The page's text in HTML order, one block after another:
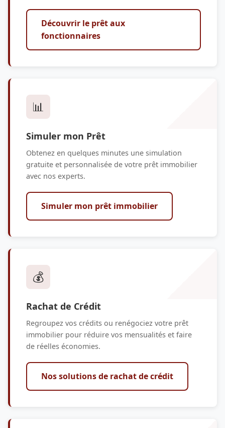
Découvrir le prêt aux
fonctionnaires
📊
Simuler mon Prêt
Obtenez en quelques minutes une simulation
gratuite et personnalisée de votre prêt immobilier
avec nos experts.
Simuler mon prêt immobilier
💰
Rachat de Crédit
Regroupez vos crédits ou renégociez votre prêt
immobilier pour réduire vos mensualités et faire
de réelles économies.
Nos solutions de rachat de crédit